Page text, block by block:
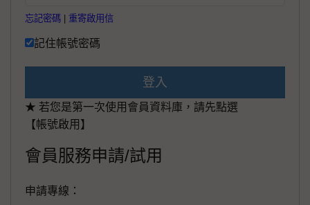
忘記密碼 重寄啟用信
記住帳號密碼
登入
★ 若您是第一次使用會員資料庫，請先點選
【帳號啟用】
會員服務申請/試用
申請專線：